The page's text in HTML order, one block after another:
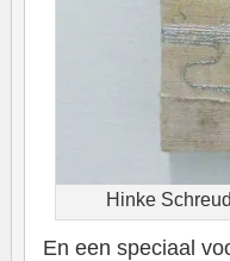
Hinke
En een speciaal